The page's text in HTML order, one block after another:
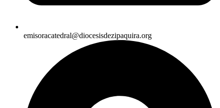
emisoracatedral@diocesisdezipaquira.org